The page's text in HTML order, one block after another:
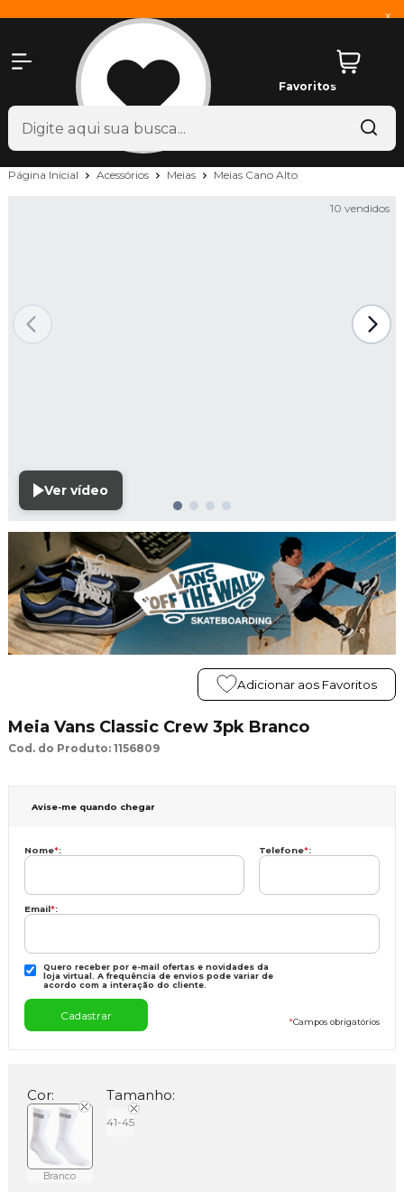
x
Favoritos
Página Inicial Acessórios Meias Meias Cano Alto
10 vendidos
Ver vídeo
Adicionar aos Favoritos
Meia Vans Classic Crew 3pk Branco
Cod. do Produto: 1156809
Avise-me quando chegar
Nome*: Telefone*:
Email*:
Quero receber por e-mail ofertas e novidades da
loja virtual. A frequência de envios pode variar de
acordo com a interação do cliente.
*Campos obrigatórios
Cor:
Branco
Tamanho:
41-45